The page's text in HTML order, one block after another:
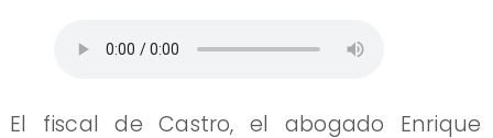
El fiscal de Castro, el abogado Enrique